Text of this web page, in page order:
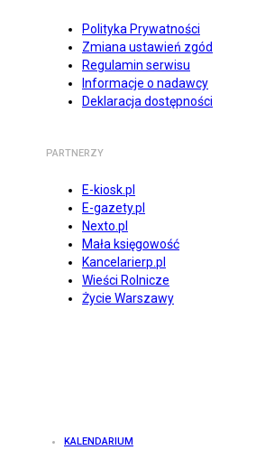
Polityka Prywatności
Zmiana ustawień zgód
Regulamin serwisu
Informacje o nadawcy
Deklaracja dostępności
PARTNERZY
E-kiosk.pl
E-gazety.pl
Nexto.pl
Mała księgowość
Kancelarierp.pl
Wieści Rolnicze
Życie Warszawy
KALENDARIUM